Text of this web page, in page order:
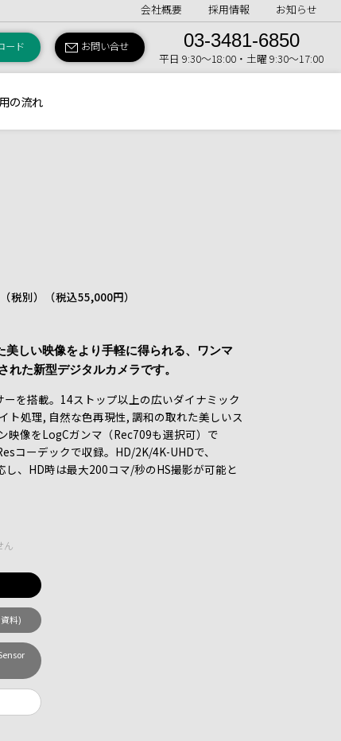
会社概要 採用情報 お知らせ
ード お問い合せ 03-3481-6850
平日 9:30〜18:00・土曜 9:30〜17:00
の流れ
税別） （税込55,000円）
しい映像をより手軽に得られる、ワンマ
れた新型デジタルカメラです。
ーを搭載。14ストップ以上の広いダイナミック
ト処理, 自然な色再現性, 調和の取れた美しいス
映像をLogCガンマ（Rec709も選択可）で
コーデックで収録。HD/2K/4K-UHDで、
し、HD時は最大200コマ/秒のHS撮影が可能と
ん
料)